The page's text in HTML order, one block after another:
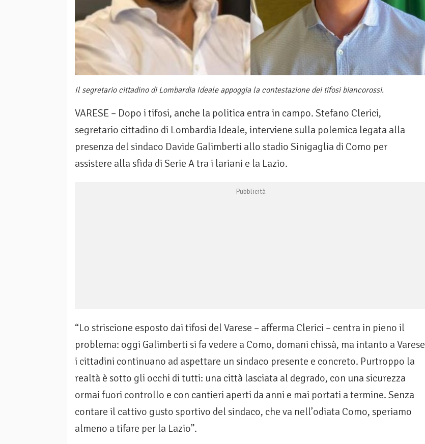
Il segretario cittadino di Lombardia Ideale appoggia la contestazione dei tifosi biancorossi.
VARESE – Dopo i tifosi, anche la politica entra in campo. Stefano Clerici,
segretario cittadino di Lombardia Ideale, interviene sulla polemica legata alla
presenza del sindaco Davide Galimberti allo stadio Sinigaglia di Como per
assistere alla sfida di Serie A tra i lariani e la Lazio.
“Lo striscione esposto dai tifosi del Varese – afferma Clerici – centra in pieno il
problema: oggi Galimberti si fa vedere a Como, domani chissà, ma intanto a Varese
i cittadini continuano ad aspettare un sindaco presente e concreto. Purtroppo la
realtà è sotto gli occhi di tutti: una città lasciata al degrado, con una sicurezza
ormai fuori controllo e con cantieri aperti da anni e mai portati a termine. Senza
contare il cattivo gusto sportivo del sindaco, che va nell’odiata Como, speriamo
almeno a tifare per la Lazio”.